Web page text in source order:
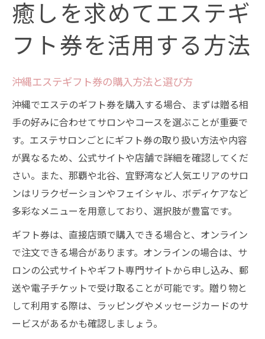
癒しを求めてエステギ
フト券を活用する方法
沖縄エステギフト券の購入方法と選び方
沖縄でエステのギフト券を購入する場合、まずは贈る相
手の好みに合わせてサロンやコースを選ぶことが重要で
す。エステサロンごとにギフト券の取り扱い方法や内容
が異なるため、公式サイトや店舗で詳細を確認してくだ
さい。また、那覇や北谷、宜野湾など人気エリアのサロ
ンはリラクゼーションやフェイシャル、ボディケアなど
多彩なメニューを用意しており、選択肢が豊富です。
ギフト券は、直接店頭で購入できる場合と、オンライン
で注文できる場合があります。オンラインの場合は、サ
ロンの公式サイトやギフト専門サイトから申し込み、郵
送や電子チケットで受け取ることが可能です。贈り物と
して利用する際は、ラッピングやメッセージカードのサ
ービスがあるかも確認しましょう。